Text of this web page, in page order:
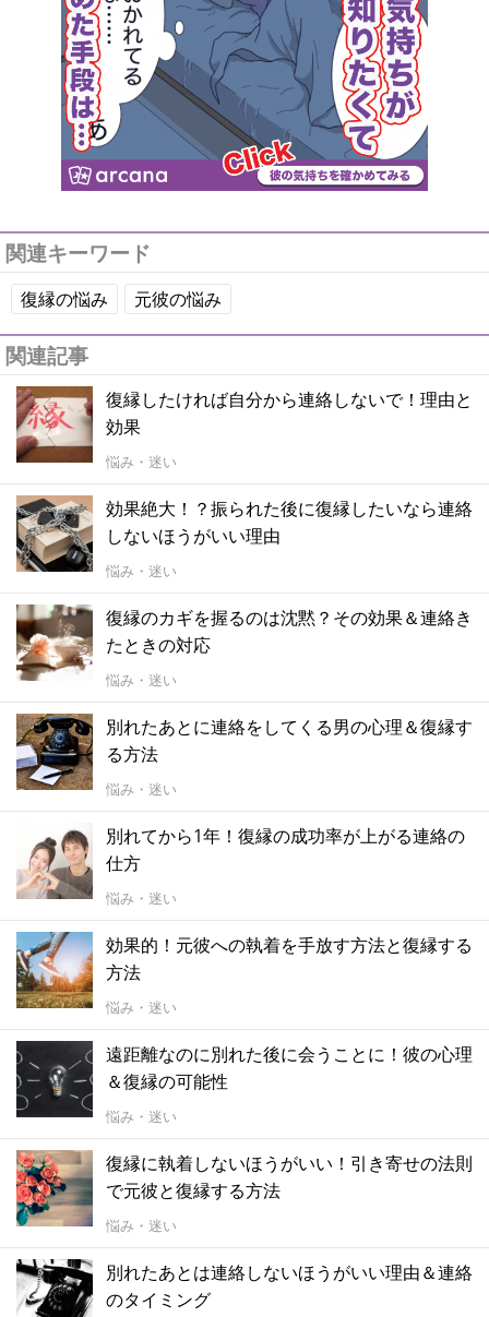
関連キーワード
復縁の悩み 元彼の悩み
関連記事
復縁したければ自分から連絡しないで！理由と
効果
悩み・迷い
効果絶大！？振られた後に復縁したいなら連絡
しないほうがいい理由
悩み・迷い
復縁のカギを握るのは沈黙？その効果＆連絡き
たときの対応
悩み・迷い
別れたあとに連絡をしてくる男の心理＆復縁す
る方法
悩み・迷い
別れてから1年！復縁の成功率が上がる連絡の
仕方
悩み・迷い
効果的！元彼への執着を手放す方法と復縁する
方法
悩み・迷い
遠距離なのに別れた後に会うことに！彼の心理
＆復縁の可能性
悩み・迷い
復縁に執着しないほうがいい！引き寄せの法則
で元彼と復縁する方法
悩み・迷い
別れたあとは連絡しないほうがいい理由＆連絡
のタイミング